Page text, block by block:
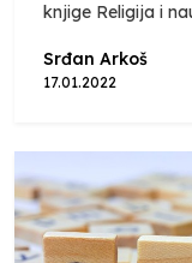
knjige Religija i
Srđan Arkoš
17.01.2022